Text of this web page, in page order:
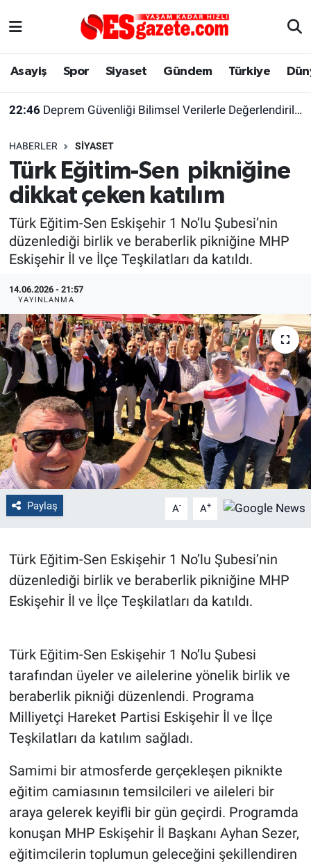
Asayiş Spor Siyaset Gündem Türkiye
22:46 Deprem Güvenliği Bilimsel Verilerle Değerlendirilmeli
HABERLER SIYASET
Türk Eğitim-Sen pikniğine
dikkat çeken katılım
Türk Eğitim-Sen Eskişehir 1 No’lu Şubesi’nin
düzenlediği birlik ve beraberlik pikniğine MHP
Eskişehir İl ve İlçe Teşkilatları da katıldı.
14.06.2026 - 21:57
YAYINLANMA
Paylaş A- A+
Türk Eğitim-Sen Eskişehir 1 No’lu Şubesi’nin
düzenlediği birlik ve beraberlik pikniğine MHP
Eskişehir İl ve İlçe Teşkilatları da katıldı.
Türk Eğitim-Sen Eskişehir 1 No’lu Şubesi
tarafından üyeler ve ailelerine yönelik birlik ve
beraberlik pikniği düzenlendi. Programa
Milliyetçi Hareket Partisi Eskişehir İl ve İlçe
Teşkilatları da katılım sağladı.
Samimi bir atmosferde gerçekleşen piknikte
eğitim camiasının temsilcileri ve aileleri bir
araya gelerek keyifli bir gün geçirdi. Programda
konuşan MHP Eskişehir İl Başkanı Ayhan Sezer,
eğitimcilerin toplumun geleceğini şekillendiren
Asayiş
Gündem
Türkiye
Dünya
Sağlık
Alış-Veriş/İş dünyası
Yaşam
Eskişehirspor Arşivi
Eskişehir Arşivi
Röportaj
Ekonomi
Kültür Sanat
Politika
Bilecik
Kütahya
Gezi
Genel
Çevre
Magazin
Eskişehir Nöbetçi Eczaneler
Süper Lig Puan Durumu ve Fikstür
Tüm Manşetler
Son Dakika Haberleri
Haber Arşivi